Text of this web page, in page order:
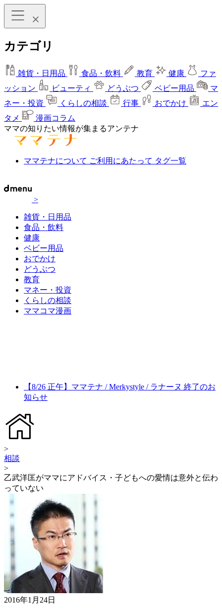
カテゴリ
雑貨・日用品 食品・飲料 教育 健康
ファ
ッション
ビューティ どうぶつ ベビー用品
マ
ネー・投資
くらしの相談 行事 おでかけ
エン
タメ
漫画コラム
ママの知りたい情報が集まるアンテナ
ママテナについて ご利用にあたって タグ一覧
>
雑貨・日用品
食品・飲料
健康
ベビー用品
おでかけ
どうぶつ
教育
マネー・投資
くらしの相談
ママコマ漫画
【8/26 正午】ママテナ / Merkystyle / ラナーヌ 終了のお
知らせ
>
相談
>
乙武洋匡がママにアドバイス・子どもへの愛情は意外と伝わ
っていない
2016年1月24日